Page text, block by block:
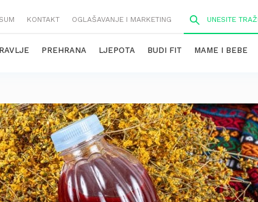
KONTAKT OGLAŠAVANJE I MARKETING
PREHRANA LJEPOTA BUDI FIT MAME I BEBE